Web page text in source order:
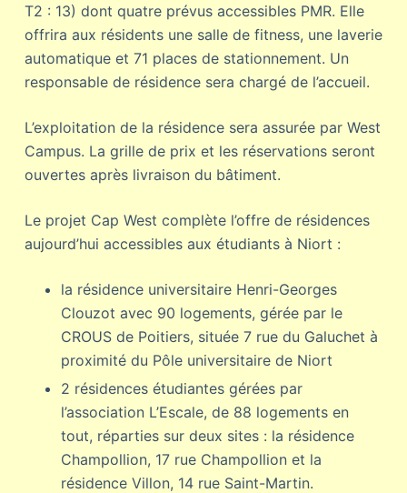
T2 : 13) dont quatre prévus accessibles PMR. Elle
offrira aux résidents une salle de fitness, une laverie
automatique et 71 places de stationnement. Un
responsable de résidence sera chargé de l’accueil.
L’exploitation de la résidence sera assurée par West
Campus. La grille de prix et les réservations seront
ouvertes après livraison du bâtiment.
Le projet Cap West complète l’offre de résidences
aujourd’hui accessibles aux étudiants à Niort :
la résidence universitaire Henri-Georges
Clouzot avec 90 logements, gérée par le
CROUS de Poitiers, située 7 rue du Galuchet à
proximité du Pôle universitaire de Niort
2 résidences étudiantes gérées par
l’association L’Escale, de 88 logements en
tout, réparties sur deux sites : la résidence
Champollion, 17 rue Champollion et la
résidence Villon, 14 rue Saint-Martin.